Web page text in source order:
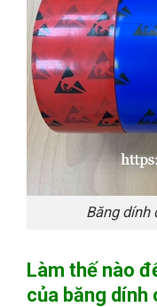
Băng dính
Làm thế nào
của băng dính